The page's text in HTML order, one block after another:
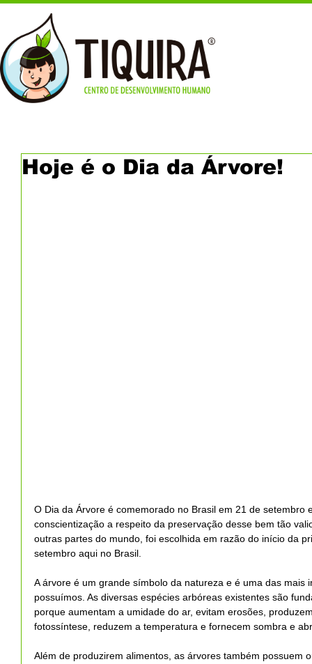
Hoje é o Dia da Árvore!
O Dia da Árvore é comemorado no Brasil em 21 de setembro
conscientização a respeito da preservação desse bem tão
outras partes do mundo, foi escolhida em razão do início da
setembro aqui no Brasil.
A árvore é um grande símbolo da natureza e é uma das
possuímos. As diversas espécies arbóreas existentes são
porque aumentam a umidade do ar, evitam erosões,
fotossíntese, reduzem a temperatura e fornecem sombra e
Além de produzirem alimentos, as árvores também possuem